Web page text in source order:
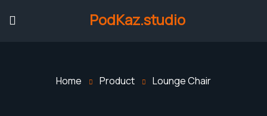
PodKaz.studio
Home Product Lounge Chair